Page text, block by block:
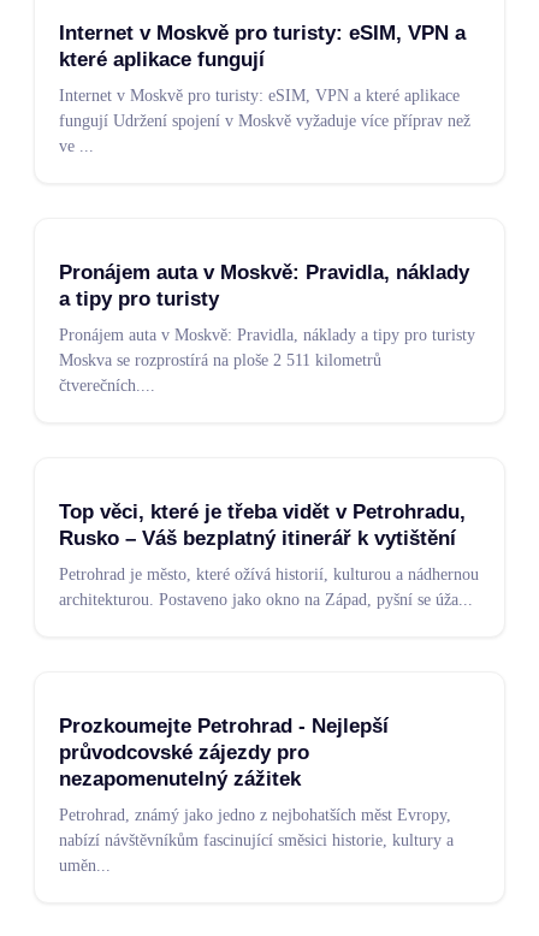
Internet v Moskvě pro turisty: eSIM, VPN a
které aplikace fungují
Internet v Moskvě pro turisty: eSIM, VPN a které aplikace
fungují Udržení spojení v Moskvě vyžaduje více příprav než
ve ...
Pronájem auta v Moskvě: Pravidla, náklady
a tipy pro turisty
Pronájem auta v Moskvě: Pravidla, náklady a tipy pro turisty
Moskva se rozprostírá na ploše 2 511 kilometrů
čtverečních....
Top věci, které je třeba vidět v Petrohradu,
Rusko – Váš bezplatný itinerář k vytištění
Petrohrad je město, které ožívá historií, kulturou a nádhernou
architekturou. Postaveno jako okno na Západ, pyšní se úža...
Prozkoumejte Petrohrad - Nejlepší
průvodcovské zájezdy pro
nezapomenutelný zážitek
Petrohrad, známý jako jedno z nejbohatších měst Evropy,
nabízí návštěvníkům fascinující směsici historie, kultury a
uměn...